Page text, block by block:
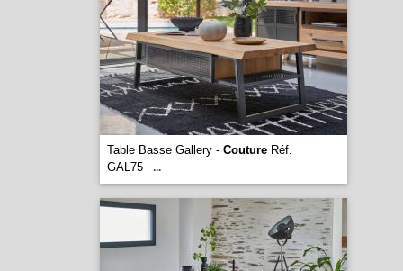
Table Basse Gallery - CoutureRéf.
GAL75
...